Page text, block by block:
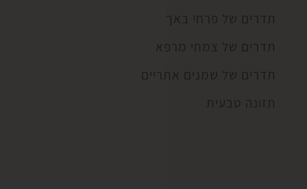
תדרים של פרחי באך
תדרים של צמחי מרפא
תדרים של שמנים אתריים
תזונה טבעית